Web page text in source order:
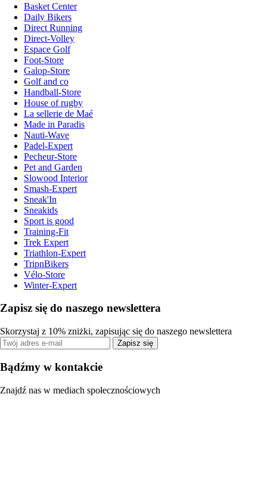
Basket Center
Daily Bikers
Direct Running
Direct-Volley
Espace Golf
Foot-Store
Galop-Store
Golf and co
Handball-Store
House of rugby
La sellerie de Maé
Made in Paradis
Nauti-Wave
Padel-Expert
Pecheur-Store
Pet and Garden
Slowood Interior
Smash-Expert
Sneak'In
Sneakids
Sport is good
Training-Fit
Trek Expert
Triathlon-Expert
TripnBikers
Vélo-Store
Winter-Expert
Zapisz się do naszego newslettera
Skorzystaj z 10% zniżki, zapisując się do naszego newslettera
Zapisz się
Bądźmy w kontakcie
Znajdź nas w mediach społecznościowych